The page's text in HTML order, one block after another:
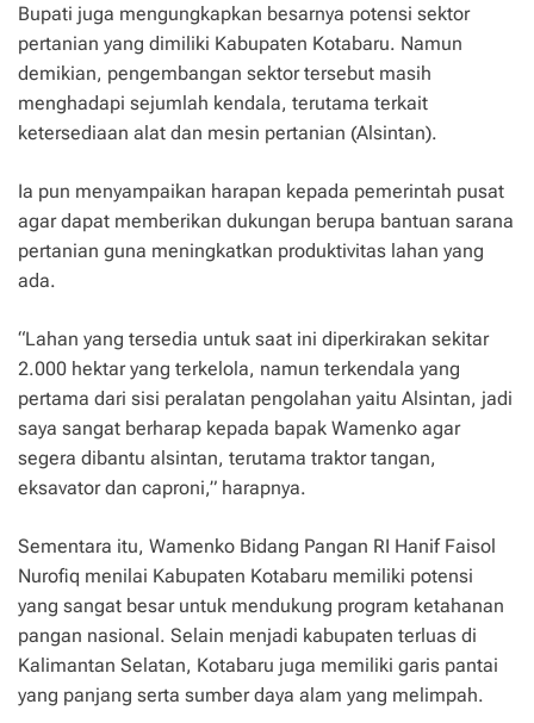
Bupati juga mengungkapkan besarnya potensi sektor
pertanian yang dimiliki Kabupaten Kotabaru. Namun
demikian, pengembangan sektor tersebut masih
menghadapi sejumlah kendala, terutama terkait
ketersediaan alat dan mesin pertanian (Alsintan).
Ia pun menyampaikan harapan kepada pemerintah pusat
agar dapat memberikan dukungan berupa bantuan sarana
pertanian guna meningkatkan produktivitas lahan yang
ada.
“Lahan yang tersedia untuk saat ini diperkirakan sekitar
2.000 hektar yang terkelola, namun terkendala yang
pertama dari sisi peralatan pengolahan yaitu Alsintan, jadi
saya sangat berharap kepada bapak Wamenko agar
segera dibantu alsintan, terutama traktor tangan,
eksavator dan caproni,” harapnya.
Sementara itu, Wamenko Bidang Pangan RI Hanif Faisol
Nurofiq menilai Kabupaten Kotabaru memiliki potensi
yang sangat besar untuk mendukung program ketahanan
pangan nasional. Selain menjadi kabupaten terluas di
Kalimantan Selatan, Kotabaru juga memiliki garis pantai
yang panjang serta sumber daya alam yang melimpah.